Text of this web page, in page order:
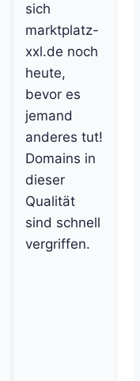
sich
marktplatz-
xxl.de noch
heute,
bevor es
jemand
anderes tut!
Domains in
dieser
Qualität
sind schnell
vergriffen.